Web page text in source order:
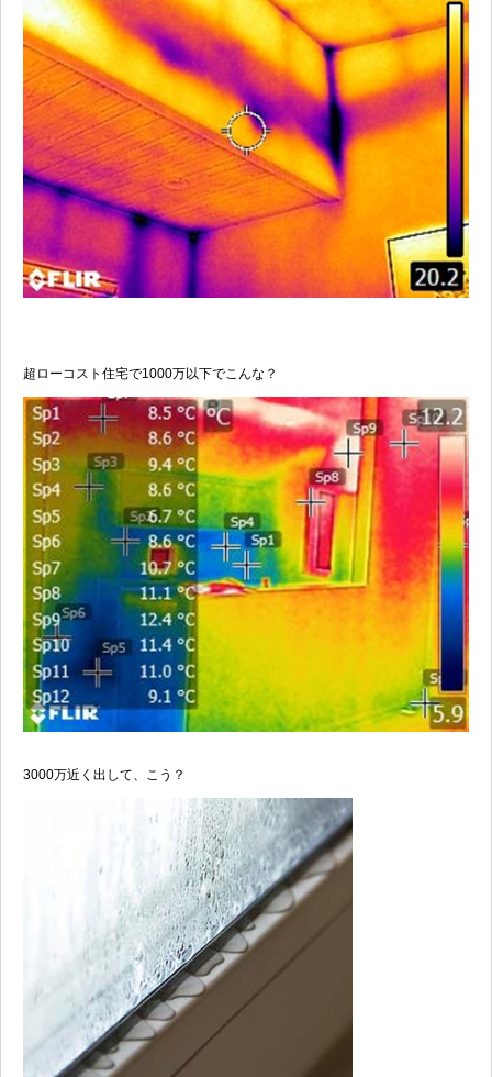
超ローコスト住宅で1000万以下でこんな？
3000万近く出して、こう？